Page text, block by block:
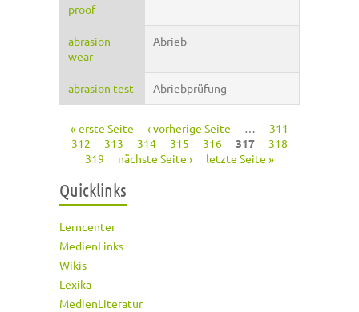
proof
abrasion
wear
Abrieb
abrasion test Abriebprüfung
Seiten
« erste Seite ‹ vorherige Seite …
311
312
313 314 315 316 317
318
319
nächste Seite › letzte Seite »
Quicklinks
Lerncenter
MedienLinks
Wikis
Lexika
MedienLiteratur